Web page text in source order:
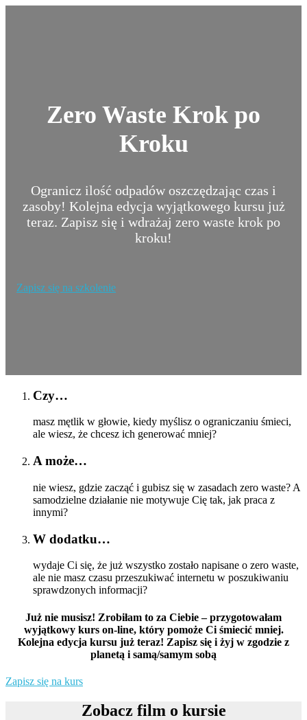
Zero Waste Krok po
Kroku
Ogranicz ilość odpadów oszczędzając czas i
zasoby! Kolejna edycja wyjątkowego kursu już
teraz. Zapisz się i wdrażaj zero waste krok po
kroku!
Zapisz się na szkolenie
Czy…
masz mętlik w głowie, kiedy myślisz o ograniczaniu śmieci,
ale wiesz, że chcesz ich generować mniej?
A może…
nie wiesz, gdzie zacząć i gubisz się w zasadach zero waste? A
samodzielne działanie nie motywuje Cię tak, jak praca z
innymi?
W dodatku…
wydaje Ci się, że już wszystko zostało napisane o zero waste,
ale nie masz czasu przeszukiwać internetu w poszukiwaniu
sprawdzonych informacji?
Już nie musisz! Zrobiłam to za Ciebie – przygotowałam
wyjątkowy kurs on-line, który pomoże Ci śmiecić mniej.
Kolejna edycja kursu już teraz! Zapisz się i żyj w zgodzie z
planetą i samą/samym sobą
Zapisz się na kurs
Zobacz film o kursie